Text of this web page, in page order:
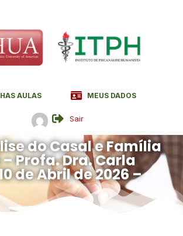
AULAS MEUS DADOS
Sair
do Casal e Família
Profa. Dra. Carla
de Abril de 2026 –